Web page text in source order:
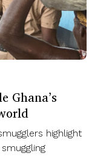
Ghana’s
highlight